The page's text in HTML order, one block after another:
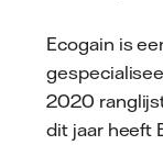
Ecogain is
2020
dit jaar heeft